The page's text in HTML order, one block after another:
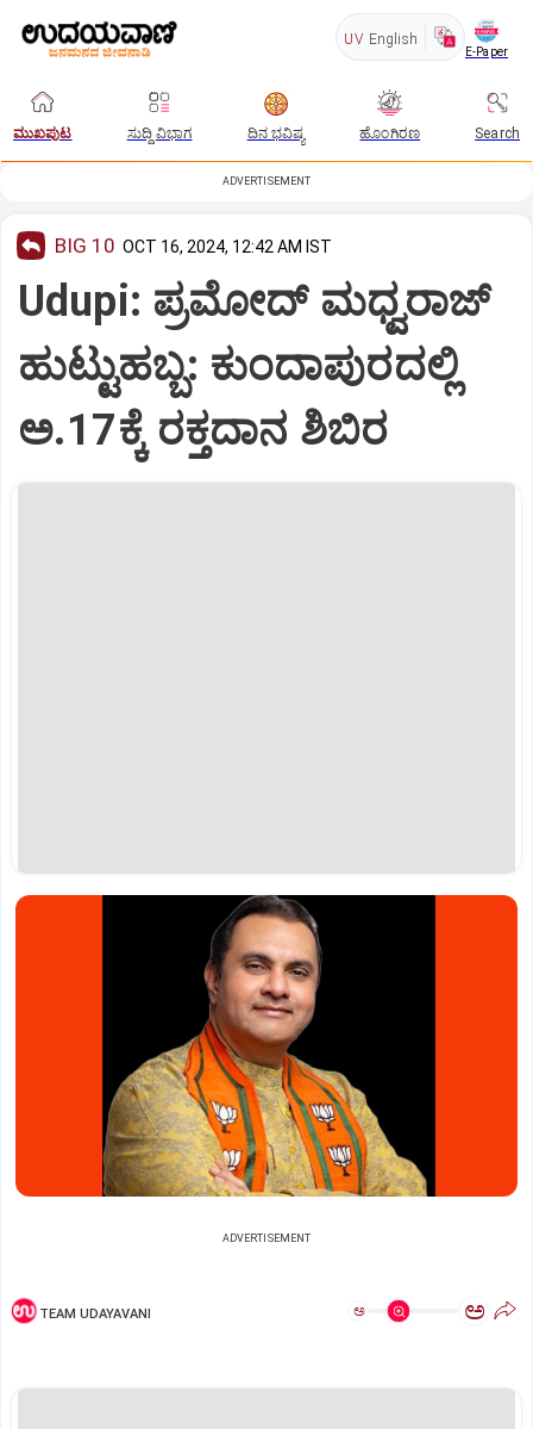
UV English
E-Paper
ಮುಖಪುಟ ಸುದ್ದಿ ವಿಭಾಗ ದಿನ ಭವಿಷ್ಯ ಹೊಂಗಿರಣ Search
ADVERTISEMENT
BIG 10 OCT 16, 2024, 12:42 AM IST
Udupi: ಪ್ರಮೋದ್‌ ಮಧ್ವರಾಜ್‌
ಹುಟ್ಟುಹಬ್ಬ: ಕುಂದಾಪುರದಲ್ಲಿ
ಅ.17ಕ್ಕೆ ರಕ್ತದಾನ ಶಿಬಿರ
ADVERTISEMENT
TEAM UDAYAVANI ಅ ಅ